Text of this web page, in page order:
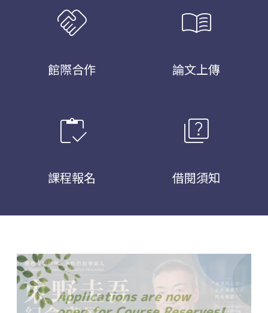
handshake
館際合作
menu_book
論文上傳
inventory
課程報名
quiz
借閱須知